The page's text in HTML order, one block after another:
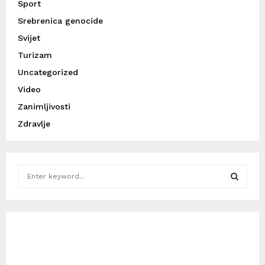
Sport
Srebrenica genocide
Svijet
Turizam
Uncategorized
Video
Zanimljivosti
Zdravlje